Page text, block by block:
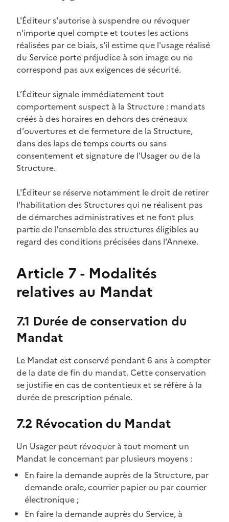
L'Éditeur s'autorise à suspendre ou révoquer
n'importe quel compte et toutes les actions
réalisées par ce biais, s'il estime que l'usage réalisé
du Service porte préjudice à son image ou ne
correspond pas aux exigences de sécurité.
L’Éditeur signale immédiatement tout
comportement suspect à la Structure : mandats
créés à des horaires en dehors des créneaux
d'ouvertures et de fermeture de la Structure,
dans des laps de temps courts ou sans
consentement et signature de l'Usager ou de la
Structure.
L'Éditeur se réserve notamment le droit de retirer
l'habilitation des Structures qui ne réalisent pas
de démarches administratives et ne font plus
partie de l'ensemble des structures éligibles au
regard des conditions précisées dans l'Annexe.
Article 7 - Modalités
relatives au Mandat
7.1 Durée de conservation du
Mandat
Le Mandat est conservé pendant 6 ans à compter
de la date de fin du mandat. Cette conservation
se justifie en cas de contentieux et se réfère à la
durée de prescription pénale.
7.2 Révocation du Mandat
Un Usager peut révoquer à tout moment un
Mandat le concernant par plusieurs moyens :
En faire la demande auprès de la Structure, par
demande orale, courrier papier ou par courrier
électronique ;
En faire la demande auprès du Service, à